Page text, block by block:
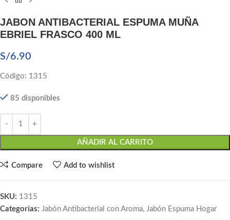
JABON ANTIBACTERIAL ESPUMA MUÑA
EBRIEL FRASCO 400 ML
S/6.90
Código: 1315
85 disponibles
AÑADIR AL CARRITO
Compare Add to wishlist
SKU: 1315
Categorías: Jabón Antibacterial con Aroma, Jabón Espuma Hogar